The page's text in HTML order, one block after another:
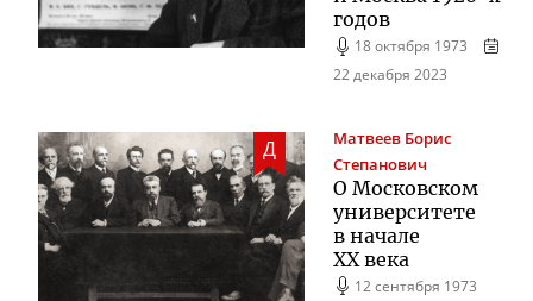
годов
18 октября 1973
22 декабря 2023
Д Матвеев Борис
Степанович
О Московском
университете
в начале
XX века
12 сентября 1973